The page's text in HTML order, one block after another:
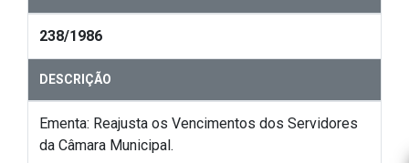
238/1986
DESCRIÇÃO
Ementa: Reajusta os Vencimentos dos Servidores
da Câmara Municipal.